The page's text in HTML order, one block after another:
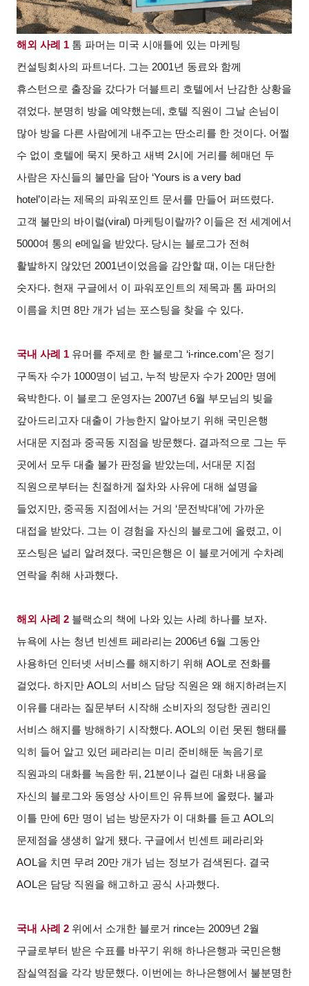
해외 사례 1 톰 파머는 미국 시애틀에 있는 마케팅
컨설팅회사의 파트너다. 그는 2001년 동료와 함께
휴스턴으로 출장을 갔다가 더블트리 호텔에서 난감한 상황을
겪었다. 분명히 방을 예약했는데, 호텔 직원이 그날 손님이
많아 방을 다른 사람에게 내주고는 딴소리를 한 것이다. 어쩔
수 없이 호텔에 묵지 못하고 새벽 2시에 거리를 헤매던 두
사람은 자신들의 불만을 담아 ‘Yours is a very bad
hotel’이라는 제목의 파워포인트 문서를 만들어 퍼뜨렸다.
고객 불만의 바이럴(viral) 마케팅이랄까? 이들은 전 세계에서
5000여 통의 e메일을 받았다. 당시는 블로그가 전혀
활발하지 않았던 2001년이었음을 감안할 때, 이는 대단한
숫자다. 현재 구글에서 이 파워포인트의 제목과 톰 파머의
이름을 치면 8만 개가 넘는 포스팅을 찾을 수 있다.
국내 사례 1 유머를 주제로 한 블로그 ‘i-rince.com’은 정기
구독자 수가 1000명이 넘고, 누적 방문자 수가 200만 명에
육박한다. 이 블로그 운영자는 2007년 6월 부모님의 빚을
갚아드리고자 대출이 가능한지 알아보기 위해 국민은행
서대문 지점과 중곡동 지점을 방문했다. 결과적으로 그는 두
곳에서 모두 대출 불가 판정을 받았는데, 서대문 지점
직원으로부터는 친절하게 절차와 사유에 대해 설명을
들었지만, 중곡동 지점에서는 거의 ‘문전박대’에 가까운
대접을 받았다. 그는 이 경험을 자신의 블로그에 올렸고, 이
포스팅은 널리 알려졌다. 국민은행은 이 블로거에게 수차례
연락을 취해 사과했다.
해외 사례 2 블랙쇼의 책에 나와 있는 사례 하나를 보자.
뉴욕에 사는 청년 빈센트 페라리는 2006년 6월 그동안
사용하던 인터넷 서비스를 해지하기 위해 AOL로 전화를
걸었다. 하지만 AOL의 서비스 담당 직원은 왜 해지하려는지
이유를 대라는 질문부터 시작해 소비자의 정당한 권리인
서비스 해지를 방해하기 시작했다. AOL의 이런 못된 행태를
익히 들어 알고 있던 페라리는 미리 준비해둔 녹음기로
직원과의 대화를 녹음한 뒤, 21분이나 걸린 대화 내용을
자신의 블로그와 동영상 사이트인 유튜브에 올렸다. 불과
이틀 만에 6만 명이 넘는 방문자가 이 대화를 듣고 AOL의
문제점을 생생히 알게 됐다. 구글에서 빈센트 페라리와
AOL을 치면 무려 20만 개가 넘는 정보가 검색된다. 결국
AOL은 담당 직원을 해고하고 공식 사과했다.
국내 사례 2 위에서 소개한 블로거 rince는 2009년 2월
구글로부터 받은 수표를 바꾸기 위해 하나은행과 국민은행
잠실역점을 각각 방문했다. 이번에는 하나은행에서 불분명한